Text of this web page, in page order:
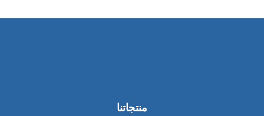
منتجاتنا